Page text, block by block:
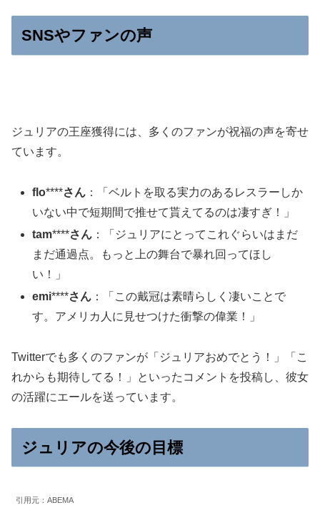
SNSやファンの声
ジュリアの王座獲得には、多くのファンが祝福の声を寄せ
ています。
flo****さん ：「ベルトを取る実力のあるレスラーしか
いない中で短期間で推せて貰えてるのは凄すぎ！」
tam****さん ：「ジュリアにとってこれぐらいはまだ
まだ通過点。もっと上の舞台で暴れ回ってほし
い！」
emi****さん ：「この戴冠は素晴らしく凄いことで
す。アメリカ人に見せつけた衝撃の偉業！」
Twitterでも多くのファンが「ジュリアおめでとう！」「こ
れからも期待してる！」といったコメントを投稿し、彼女
の活躍にエールを送っています。
ジュリアの今後の目標
引用元：ABEMA